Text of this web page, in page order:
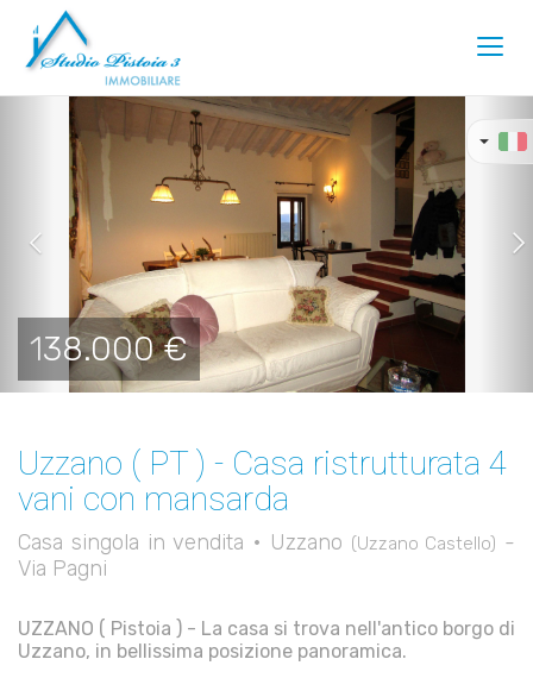
Previous
138.000 €
Uzzano ( PT ) - Casa ristrutturata 4
vani con mansarda
Casa singola in vendita • Uzzano (Uzzano Castello) -
Via Pagni
UZZANO ( Pistoia ) - La casa si trova nell'antico borgo di
Uzzano, in bellissima posizione panoramica.